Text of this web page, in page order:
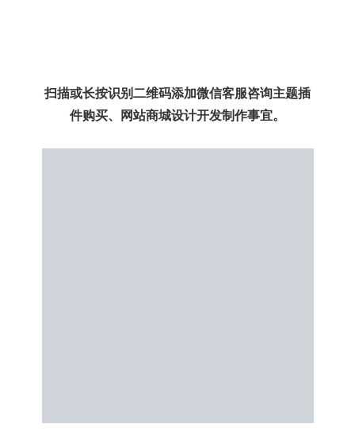
扫描或长按识别二维码添加微信客服咨询主题插
件购买、网站商城设计开发制作事宜。